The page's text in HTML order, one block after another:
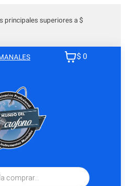
principales superiores a $
$ 0